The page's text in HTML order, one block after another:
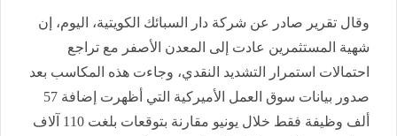
وقال تقرير صادر عن شركة دار السبائك الكويتية، اليوم، إن
شهية المستثمرين عادت إلى المعدن الأصفر مع تراجع
احتمالات استمرار التشديد النقدي، وجاءت هذه المكاسب بعد
صدور بيانات سوق العمل الأميركية التي أظهرت إضافة 57
ألف وظيفة فقط خلال يونيو مقارنة بتوقعات بلغت 110 آلاف